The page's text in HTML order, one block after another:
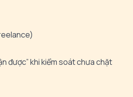
được” khi kiểm soát chưa chặt